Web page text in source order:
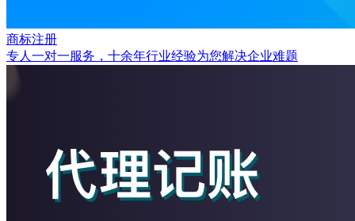
商标注册
专人一对一服务，十余年行业经验为您解决企业难题